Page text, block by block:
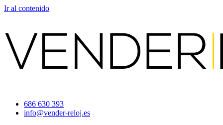
Ir al contenido
686 630 393
info@vender-reloj.es